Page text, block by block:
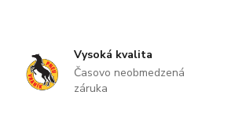
Vysoká kvalita
Časovo neobmedzená
záruka